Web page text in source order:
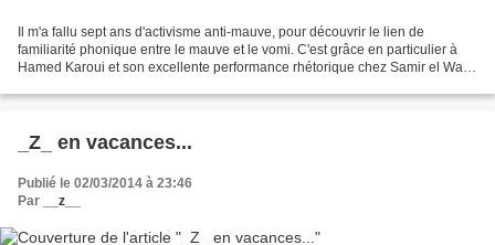
Il m'a fallu sept ans d'activisme anti-mauve, pour découvrir le lien de
familiarité phonique entre le mauve et le vomi. C'est grâce en particulier à
Hamed Karoui et son excellente performance rhétorique chez Samir el Wafi
_Z_ en vacances...
Publié le 02/03/2014 à 23:46
Par
__z__